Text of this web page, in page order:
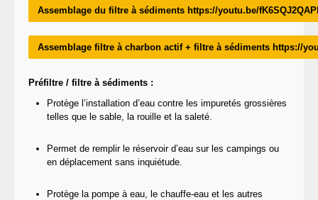
Assemblage du filtre à sédiments https://youtu.be/
Assemblage filtre à charbon actif + filtre à sédiments https://
Préfiltre / filtre à sédiments :
Protège l’installation d’eau contre les impuretés grossières
telles que le sable, la rouille et la saleté.
Permet de remplir le réservoir d’eau sur les campings ou
en déplacement sans inquiétude.
Protège la pompe à eau, le chauffe-eau et les autres